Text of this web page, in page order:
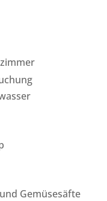
Gemüsesäfte